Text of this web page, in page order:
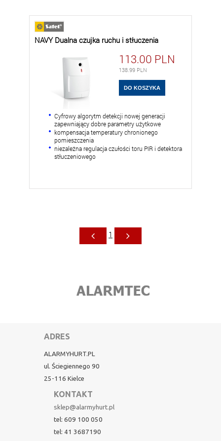
NAVY Dualna czujka ruchu i stłuczenia
113.00 PLN
138.99 PLN
Cyfrowy algorytm detekcji nowej generacji
zapewniający dobre parametry użytkowe
kompensacja temperatury chronionego
pomieszczenia
niezależna regulacja czułości toru PIR i detektora
stłuczeniowego
1
ADRES
ALARMYHURT.PL
ul. Ściegiennego 90
25-116 Kielce
KONTAKT
sklep@alarmyhurt.pl
tel: 609 100 050
tel: 41 3687190